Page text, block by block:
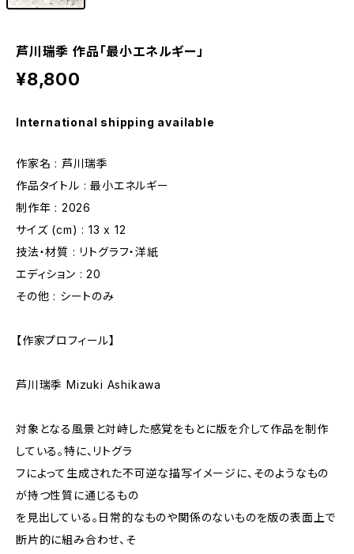
芦川瑞季 作品「最小エネルギー」
¥8,800
International shipping available
作家名 : 芦川瑞季
作品タイトル : 最小エネルギー
制作年 : 2026
サイズ (cm) : 13 x 12
技法・材質 : リトグラフ・洋紙
エディション : 20
その他 : シートのみ
【作家プロフィール】
芦川瑞季 Mizuki Ashikawa
対象となる風景と対峙した感覚をもとに版を介して作品を制作
している。特に、リトグラ
フによって生成された不可逆な描写イメージに、そのようなもの
が持つ性質に通じるもの
を見出している。日常的なものや関係のないものを版の表面上で
断片的に組み合わせ、そ